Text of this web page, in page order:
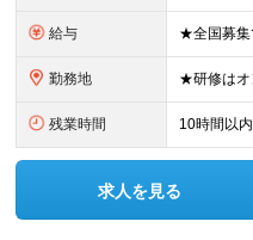
給与
勤務地
残業時間 10時間以内
求人を見る